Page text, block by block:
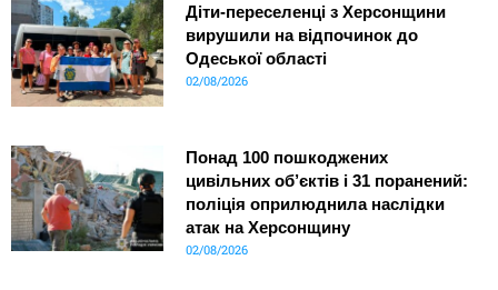
Діти-переселенці з Херсонщини
вирушили на відпочинок до
Одеської області
02/08/2026
Понад 100 пошкоджених
цивільних об’єктів і 31 поранений:
поліція оприлюднила наслідки
атак на Херсонщину
02/08/2026